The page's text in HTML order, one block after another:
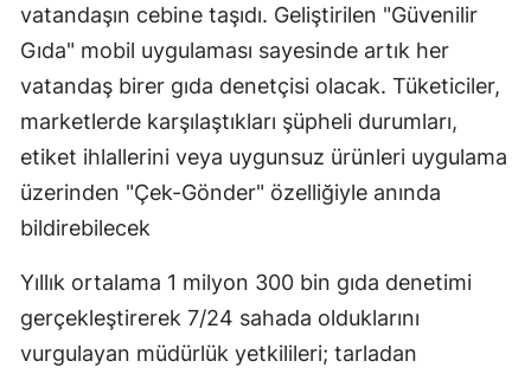
vatandaşın cebine taşıdı. Geliştirilen "Güvenilir
Gıda" mobil uygulaması sayesinde artık her
vatandaş birer gıda denetçisi olacak. Tüketiciler,
marketlerde karşılaştıkları şüpheli durumları,
etiket ihlallerini veya uygunsuz ürünleri uygulama
üzerinden "Çek-Gönder" özelliğiyle anında
bildirebilecek
Yıllık ortalama 1 milyon 300 bin gıda denetimi
gerçekleştirerek 7/24 sahada olduklarını
vurgulayan müdürlük yetkilileri; tarladan